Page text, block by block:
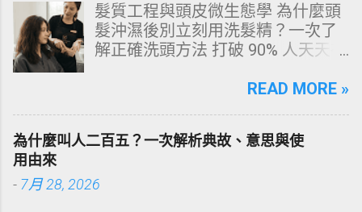
源性變色的自我檢視 四、 5大專業
牙醫美白療程評估與比較 五、 避坑
指南：破除3大網路美白偏方迷思
理策略 一、 牙齒顏色的生物學本
何泛黃，首先必須釐清牙齒的硬組
織構造。牙齒最外層是由高度鈣化
（Enamel，又稱牙釉質） ，而包裹
髮質工程與頭皮微生態學 為什麼頭
髮沖濕後別立刻用洗髮精？一次了
解正確洗頭方法 打破 90% 人天天在
構化思維，拆解頭皮清潔的物理與
康髮質。 💡 理性思維考題：你是否
天天洗頭，頭皮卻依然半天就出
數人的頭皮問題，並不是洗髮精買
READ MORE »
為什麼叫人二百五？一次解析典故、意思與使
用由來
- 7月 28, 2026